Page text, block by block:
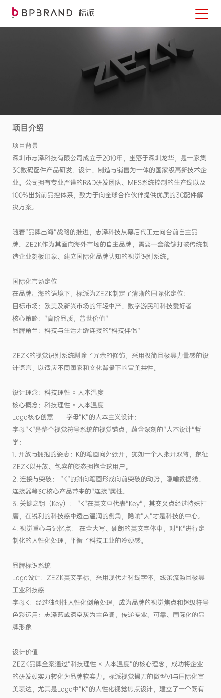
项目介绍
项目背景
深圳市志泽科技有限公司成立于2010年，坐落于深圳龙华，是一家集
3C数码配件产品研发、设计、制造与销售为一体的国家级高新技术企
业。公司拥有专业严谨的R&D研发团队、MES系统控制的生产线以及
100%出货前品控体系，致力于向全球合作伙伴提供优质的3C配件解
决方案。
随着"品牌出海"战略的推进，志泽科技从幕后代工走向台前自主品
牌。ZEZK作为其面向海外市场的自主品牌，需要一套能够打破传统制
造企业刻板印象、建立国际化品牌认知的视觉识别系统。
国际化市场定位
在品牌出海的语境下，标派为ZEZK制定了清晰的国际化定位：
目标市场：欧美及新兴市场的年轻中产、数字游民和科技爱好者
核心策略："高阶品质，普世价值"
品牌角色：科技与生活无缝连接的"科技伴侣"
ZEZK的视觉识别系统剔除了冗余的修饰，采用极简且极具力量感的设
计语言，以适应不同国家和文化背景下的审美共性。
设计理念：科技理性 × 人本温度
核心概念：科技理性 × 人本温度
Logo核心创意——字母"K"的人本主义设计：
字母"K"是整个视觉符号系统的视觉锚点，蕴含深刻的"人本设计"哲
学：
1. 开放与拥抱的姿态：K的笔画向外张开，犹如一个人张开双臂，象征
ZEZK以开放、包容的姿态拥抱全球用户。
2. 连接与突破： "K"的斜向笔画形成向前突破的动势，隐喻数据线、
连接器等3C核心产品带来的"连接"属性。
3. 关键之钥（Key）： "K"在英文中代表"Key"，其交叉点经过特殊打
磨，在锐利的科技感中透出温润的倒角，隐喻"人"才是科技的中心。
4. 视觉重心与记忆点： 在全大写、硬朗的英文字体中，对"K"进行定
制化的人性化处理，平衡了科技工业的冷硬感。
品牌标识系统
Logo设计：ZEZK英文字标，采用现代无衬线字体，线条流畅且极具
工业科技感
字母K：经过独创性人性化倒角处理，成为品牌的视觉焦点和超级符号
色彩运用：志泽蓝或深空灰为主色调，传递专业、可靠、国际化的品
牌形象
设计价值
ZEZK品牌全案通过"科技理性 × 人本温度"的核心理念，成功将企业
的研发硬实力转化为品牌软实力。标派视觉操刀的微型VI与国际化审
美表达，尤其是Logo中"K"的人性化视觉焦点设计，建立了一个既有